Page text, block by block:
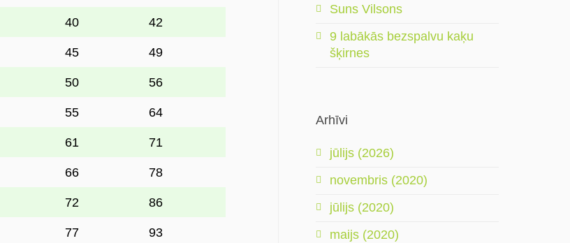
40 42
45 49
50 56
55 64
61 71
66 78
72 86
77 93
Suns Vilsons
9 labākās bezspalvu kaķu
šķirnes
Arhīvi
jūlijs (2026)
novembris (2020)
jūlijs (2020)
maijs (2020)